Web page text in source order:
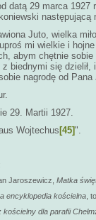
29 marca 1927
następującą
Juto, wielka
mi wielkie i
abym chętnie sobie
z biednymi się dzielił,
nagrodę od
29. Martii 1927.
Wojtechus [45]".
Jaroszewicz, Matka
encyklopedia kościelna ,
kościelny dla parafii